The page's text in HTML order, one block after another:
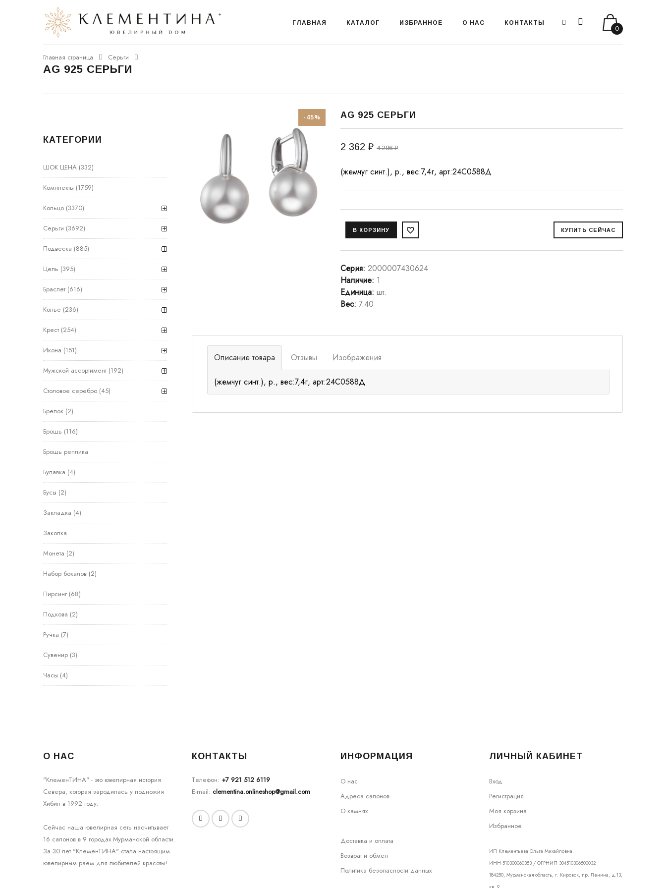
0
ГЛАВНАЯ КАТАЛОГ ИЗБРАННОЕ О НАС КОНТАКТЫ
Главная страница Серьги
AG 925 СЕРЬГИ
-45% AG 925 СЕРЬГИ
2 362 ₽ 4 296 ₽
(жемчуг синт.), р., вес:7,4г, арт:24С0588Д
Серия: 2000007430624
Наличие: 1
Единица: шт.
Вес: 7.40
Описание товара
(жемчуг синт.), р., вес:7,4г, арт:24С0588Д
Отзывы Изображения
КАТЕГОРИИ
ШОК ЦЕНА (332)
Комплекты (1759)
Кольцо (3370)
Серьги (3692)
Подвеска (885)
Цепь (395)
Браслет (616)
Колье (236)
Крест (254)
Икона (151)
Мужской ассортимент (192)
Столовое серебро (45)
Брелок (2)
Брошь (116)
Брошь реплика
Булавка (4)
Бусы (2)
Закладка (4)
Заколка
Монета (2)
Набор бокалов (2)
Пирсинг (68)
Подкова (2)
Ручка (7)
Сувенир (3)
Часы (4)
О НАС
"КлеменТИНА" - это ювелирная история
Севера, которая зародилась у подножия
Хибин в 1992 году.
Сейчас наша ювелирная сеть насчитывает
16 салонов в 9 городах Мурманской области.
За 30 лет "КлеменТИНА" стала настоящим
ювелирным раем для любителей красоты!
КОНТАКТЫ
Телефон: +7 921 512 6119
E-mail: clementina.onlineshop@gmail.com
ИНФОРМАЦИЯ
О нас
Адреса салонов
О камнях
Доставка и оплата
Возврат и обмен
Политика безопасности данных
ЛИЧНЫЙ КАБИНЕТ
Вход
Регистрация
Моя корзина
Избранное
ИП Клементьева Ольга Михайловна.
ИНН 510300060353 / ОГРНИП 304510306500032
184250, Мурманская область, г. Кировск, пр. Ленина, д.13,